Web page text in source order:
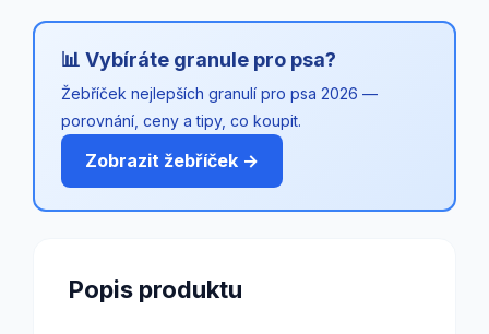
📊 Vybíráte granule pro psa?
Žebříček nejlepších granulí pro psa 2026 —
porovnání, ceny a tipy, co koupit.
Zobrazit žebříček →
Popis produktu